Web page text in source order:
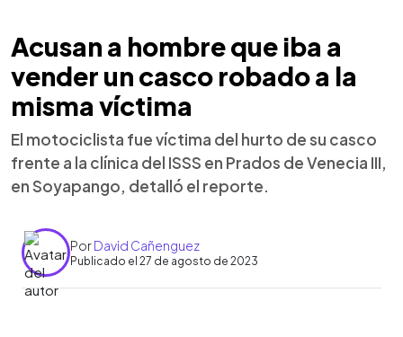
Acusan a hombre que iba a
vender un casco robado a la
misma víctima
El motociclista fue víctima del hurto de su casco
frente a la clínica del ISSS en Prados de Venecia III,
en Soyapango, detalló el reporte.
PorDavid Cañenguez
Publicado el 27 de agosto de 2023